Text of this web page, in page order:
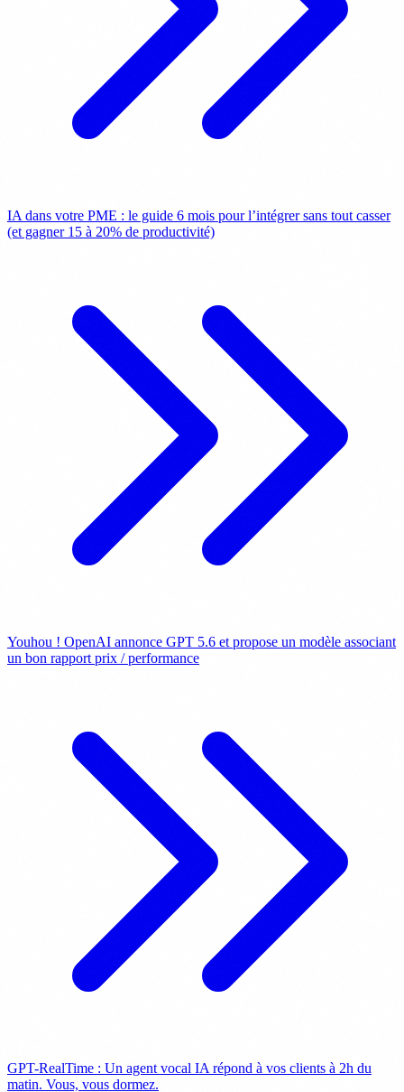
IA dans votre PME : le guide 6 mois pour l’intégrer sans tout casser
(et gagner 15 à 20% de productivité)
Youhou ! OpenAI annonce GPT 5.6 et propose un modèle associant
un bon rapport prix / performance
GPT-RealTime : Un agent vocal IA répond à vos clients à 2h du
matin. Vous, vous dormez.